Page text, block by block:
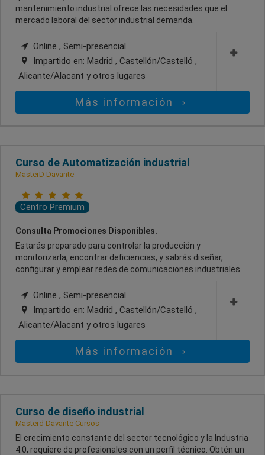
mantenimiento industrial ofrece las necesidades que el
mercado laboral del sector industrial demanda.
Online , Semi-presencial
Impartido en: Madrid , Castellón/Castelló ,
Alicante/Alacant y otros lugares
Más información
Curso de Automatización industrial
MasterD Davante
Centro Premium
Consulta Promociones Disponibles.
Estarás preparado para controlar la producción y
monitorizarla, encontrar deficiencias, y sabrás diseñar,
configurar y emplear redes de comunicaciones industriales.
Online , Semi-presencial
Impartido en: Madrid , Castellón/Castelló ,
Alicante/Alacant y otros lugares
Más información
Curso de diseño industrial
Masterd Davante Cursos
El crecimiento constante del sector tecnológico y la Industria
4.0, requiere de profesionales con un perfil técnico. Obtén un